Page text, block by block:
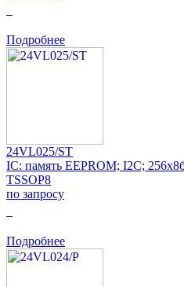
Подробнее
24VL025/ST
IC: память EEPROM; I2C;
TSSOP8
по запросу
Подробнее